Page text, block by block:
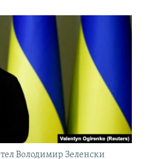
Володимир Зеленски